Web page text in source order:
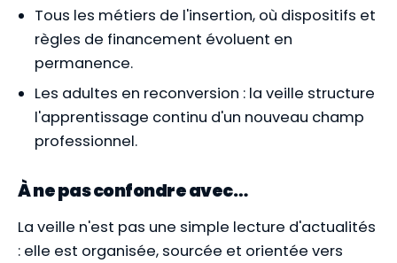
Tous les métiers de l'insertion, où dispositifs et
règles de financement évoluent en
permanence.
Les adultes en reconversion : la veille structure
l'apprentissage continu d'un nouveau champ
professionnel.
À ne pas confondre avec…
La veille n'est pas une simple lecture d'actualités
: elle est organisée, sourcée et orientée vers